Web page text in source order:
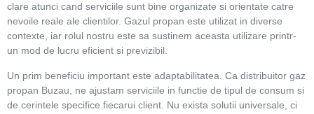
clare atunci cand serviciile sunt bine organizate si orientate catre
nevoile reale ale clientilor. Gazul propan este utilizat in diverse
contexte, iar rolul nostru este sa sustinem aceasta utilizare printr-
un mod de lucru eficient si previzibil.
Un prim beneficiu important este adaptabilitatea. Ca distribuitor gaz
propan Buzau, ne ajustam serviciile in functie de tipul de consum si
de cerintele specifice fiecarui client. Nu exista solutii universale, ci